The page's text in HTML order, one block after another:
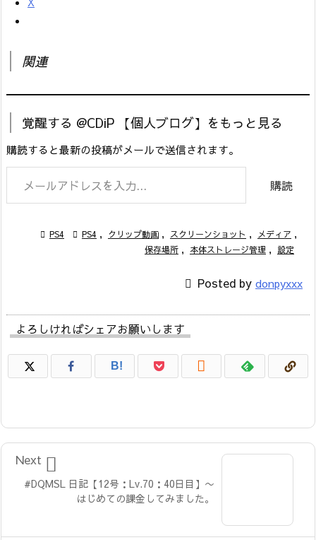
関連
覚醒する @CDiP 【個人ブログ】をもっと見る
購読すると最新の投稿がメールで送信されます。
メールアドレスを入力...
購読
 PS4  PS4 , クリップ動画 , スクリーンショット , メディア ,
保存場所 , 本体ストレージ管理 , 設定
 Posted by donpyxxx
よろしければシェアお願いします
B! 
#DQMSL 日記【12号：Lv.70：40日目】〜
はじめての課金してみました。

Next